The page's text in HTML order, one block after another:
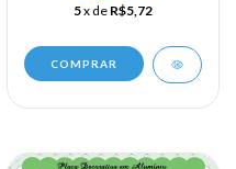
5x de R$5,72
COMPRAR